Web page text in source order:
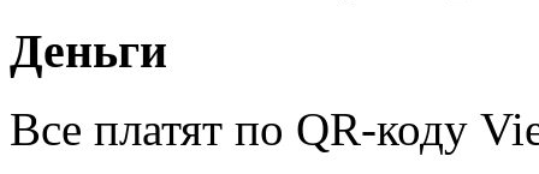
Деньги
Все платят по QR-коду